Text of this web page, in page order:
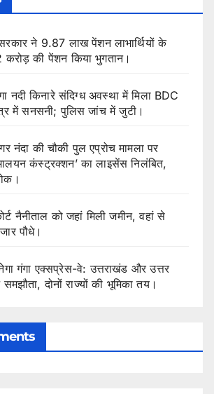
ने 9.87 लाख पेंशन लाभार्थियों के
की पेंशन किया भुगतान।
नदी किनारे संदिग्ध अवस्था में मिला BDC
में सनसनी; पुलिस जांच में जुटी।
नंदा की चौकी पुल एप्रोच मामला पर
कंस्ट्रक्शन’ का लाइसेंस निलंबित,
नैनीताल को जहां मिली जमीन, वहां से
पौधे।
गंगा एक्सप्रेस-वे: उत्तराखंड और उत्तर
दोनों राज्यों की भूमिका तय।